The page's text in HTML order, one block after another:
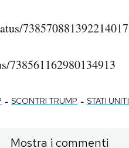
738570881392214017
738561162980134913
- SCONTRI TRUMP - STATI UNITI
Mostra i commenti